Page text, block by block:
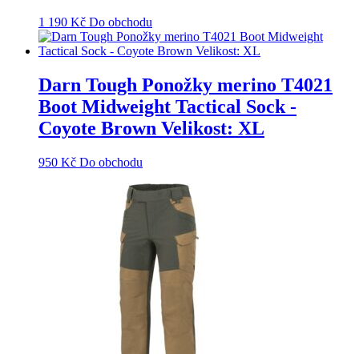
1 190 Kč Do obchodu
Darn Tough Ponožky merino T4021
Boot Midweight Tactical Sock -
Coyote Brown Velikost: XL
950 Kč Do obchodu